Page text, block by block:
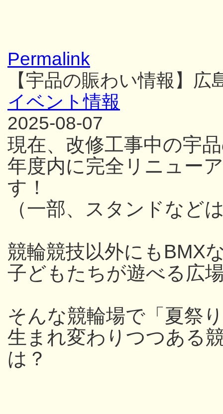
Permalink
【宇品の賑わい情報】広
イベント情報
2025-08-07
現在、改修工事中の宇
年度内に完全リニュー
す！
（一部、スタンドなど
競輪競技以外にもBMX
子どもたちが遊べる広
そんな競輪場で「夏祭
生まれ変わりつつある
は？